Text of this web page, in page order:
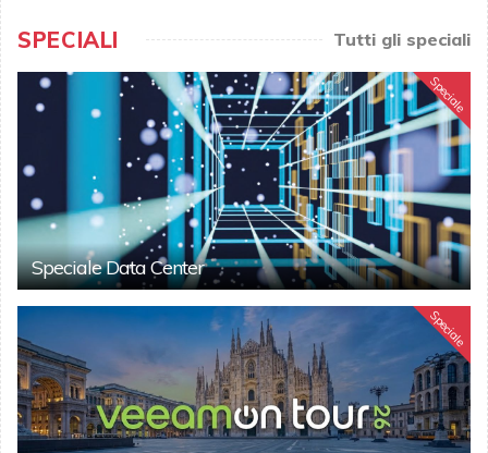
SPECIALI Tutti gli speciali
Speciale
Speciale Data Center
Speciale